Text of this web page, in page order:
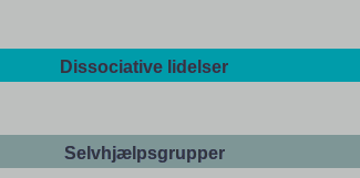
Dissociative lidelser
Selvhjælpsgrupper